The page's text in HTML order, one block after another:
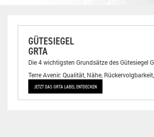
GÜTESIEGEL
GRTA
Die 4 wichtigsten Grundsätze des Gütesiegel
Terre Avenir: Qualität, Nähe,
JETZT DAS GRTA LABEL ENTDECKEN